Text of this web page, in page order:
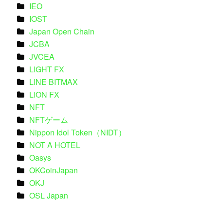
IEO
IOST
Japan Open Chain
JCBA
JVCEA
LIGHT FX
LINE BITMAX
LION FX
NFT
NFTゲーム
Nippon Idol Token（NIDT）
NOT A HOTEL
Oasys
OKCoinJapan
OKJ
OSL Japan